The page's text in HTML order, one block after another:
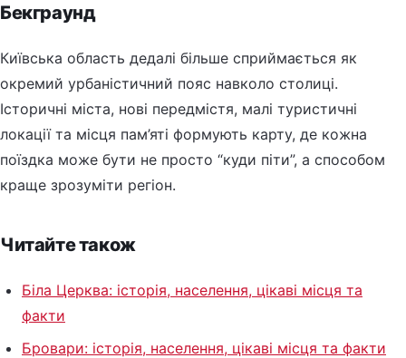
Бекграунд
Київська область дедалі більше сприймається як
окремий урбаністичний пояс навколо столиці.
Історичні міста, нові передмістя, малі туристичні
локації та місця пам’яті формують карту, де кожна
поїздка може бути не просто “куди піти”, а способом
краще зрозуміти регіон.
Читайте також
Біла Церква: історія, населення, цікаві місця та
факти
Бровари: історія, населення, цікаві місця та факти